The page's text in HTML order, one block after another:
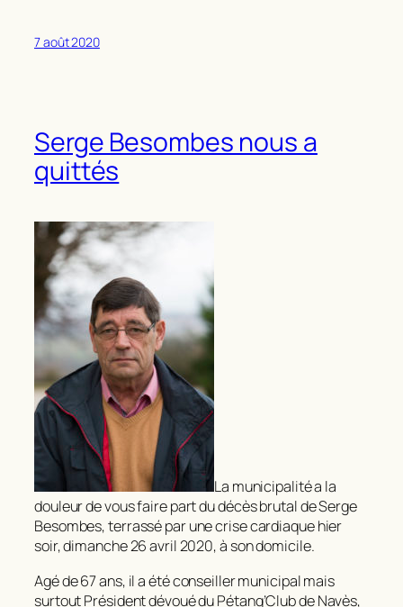
7 août 2020
Serge Besombes nous a
quittés
La municipalité a la
douleur de vous faire part du décès brutal de Serge
Besombes, terrassé par une crise cardiaque hier
soir, dimanche 26 avril 2020, à son domicile.
Agé de 67 ans, il a été conseiller municipal mais
surtout Président dévoué du Pétanq’Club de Navès,